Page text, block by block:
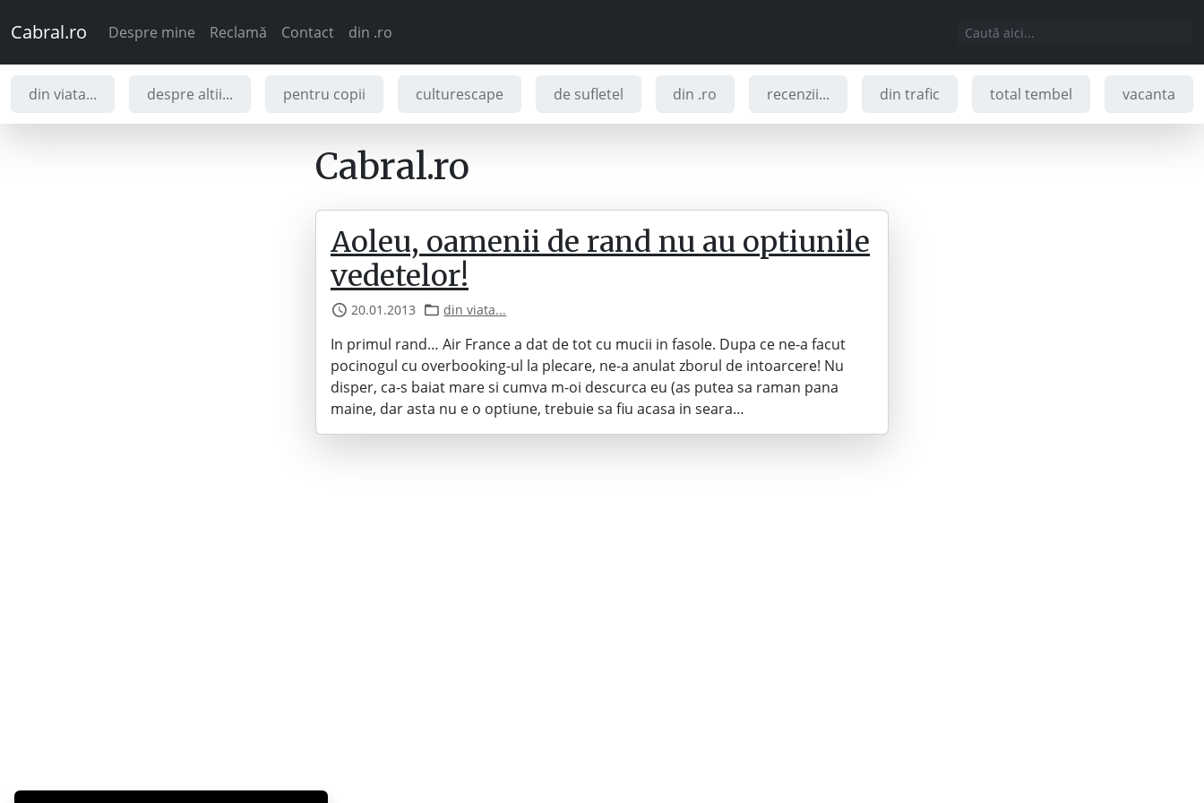
Cabral.ro Despre mine Reclamă Contact din .ro
din viata... despre altii... pentru copii culturescape de sufletel din .ro recenzii... din trafic total tembel vacanta
Cabral.ro
Aoleu, oamenii de rand nu au optiunile
vedetelor!
20.01.2013 din viata...
In primul rand… Air France a dat de tot cu mucii in fasole. Dupa ce ne-a facut
pocinogul cu overbooking-ul la plecare, ne-a anulat zborul de intoarcere! Nu
disper, ca-s baiat mare si cumva m-oi descurca eu (as putea sa raman pana
maine, dar asta nu e o optiune, trebuie sa fiu acasa in seara…